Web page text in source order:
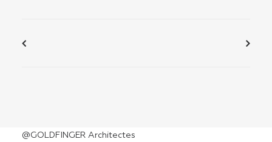
@GOLDFINGER Architectes